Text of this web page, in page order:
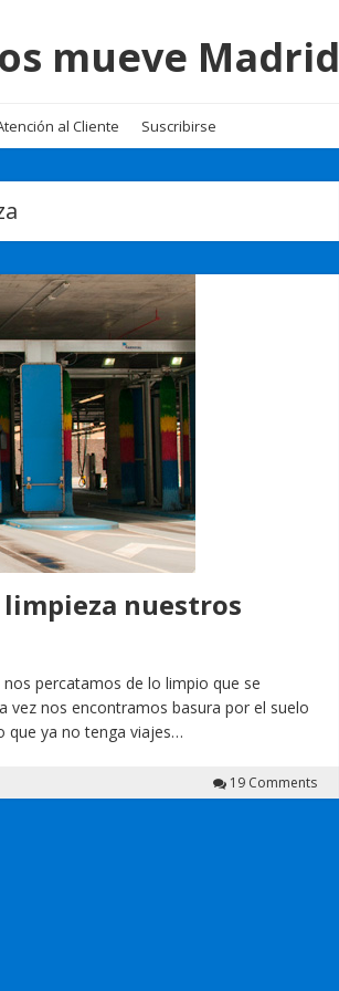
mueve Madrid
al Cliente Suscribirse
limpieza nuestros
percatamos de lo limpio que se
vez nos encontramos basura por el suelo
que ya no tenga viajes…
19 Comments